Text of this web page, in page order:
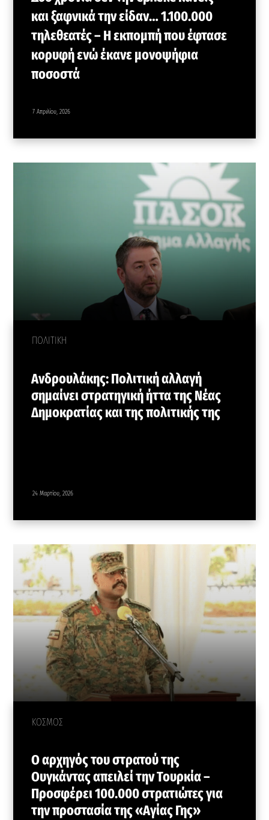
και ξαφνικά την είδαν… 1.100.000
τηλεθεατές – Η εκπομπή που έφτασε
κορυφή ενώ έκανε μονοψήφια
ποσοστά
7 Απριλίου, 2026
ΠΟΛΙΤΙΚΗ
Ανδρουλάκης: Πολιτική αλλαγή
σημαίνει στρατηγική ήττα της Νέας
Δημοκρατίας και της πολιτικής της
24 Μαρτίου, 2026
ΚΟΣΜΟΣ
Ο αρχηγός του στρατού της
Ουγκάντας απειλεί την Τουρκία –
Προσφέρει 100.000 στρατιώτες για
την προστασία της «Αγίας Γης»